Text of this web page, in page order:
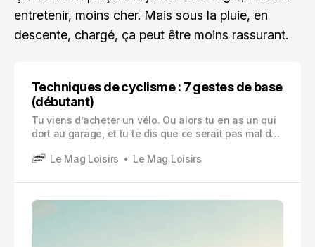
entretenir, moins cher. Mais sous la pluie, en
descente, chargé, ça peut être moins rassurant.
Techniques de cyclisme : 7 gestes de base
(débutant)
Tu viens d’acheter un vélo. Ou alors tu en as un qui
dort au garage, et tu te dis que ce serait pas mal de
arrive vite : ok, je pédale… mais je fais comment,
me faire mal ?
Le Mag Loisirs Le Mag Loisirs